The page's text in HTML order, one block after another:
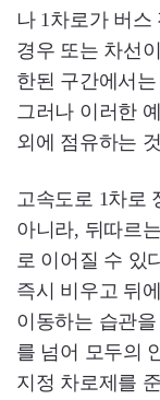
나 1차로가 버
경우 또는 차선
한된 구간에서
그러나 이러한
외에 점유하는
고속도로 1차로
아니라, 뒤따르
로 이어질 수 있
즉시 비우고 뒤
이동하는 습관
를 넘어 모두의
지정 차로제를